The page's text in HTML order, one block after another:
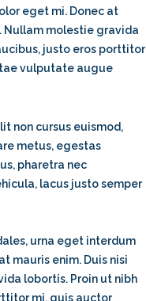
eget mi. Donec at
Nullam molestie gravida
justo eros porttitor
vulputate augue
non cursus euismod,
metus, egestas
pharetra nec
lacus justo semper
urna eget interdum
mauris enim. Duis nisi
lobortis. Proin ut nibh
mi, quis auctor